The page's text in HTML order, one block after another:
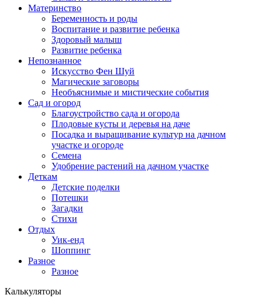
Материнство
Беременность и роды
Воспитание и развитие ребенка
Здоровый малыш
Развитие ребенка
Непознанное
Искусство Фен Шуй
Магические заговоры
Необъяснимые и мистические события
Сад и огород
Благоустройство сада и огорода
Плодовые кусты и деревья на даче
Посадка и выращивание культур на дачном
участке и огороде
Семена
Удобрение растений на дачном участке
Деткам
Детские поделки
Потешки
Загадки
Стихи
Отдых
Уик-енд
Шоппинг
Разное
Разное
Калькуляторы